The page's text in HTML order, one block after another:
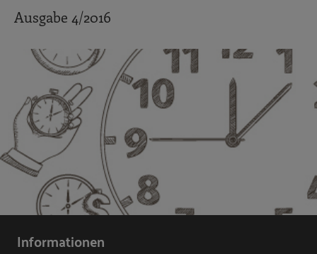
Ausgabe 4/2016
Informationen